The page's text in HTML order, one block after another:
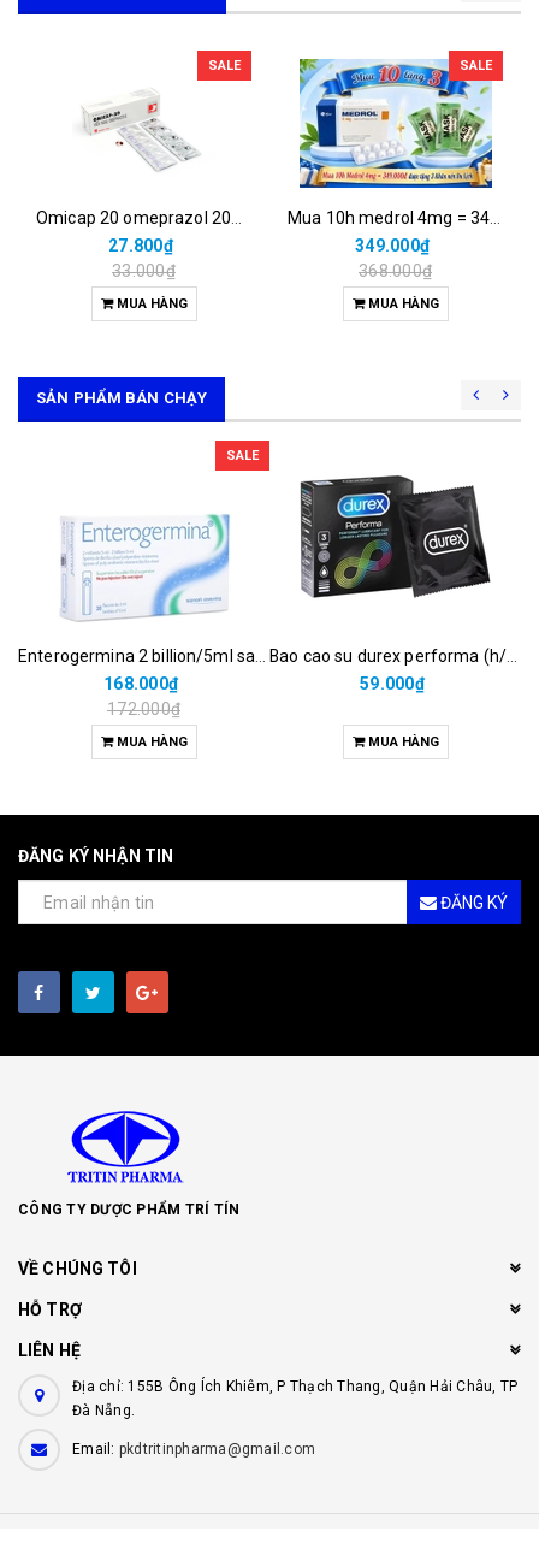
SALE
27.800₫
33.000₫
MUA HÀNG
SALE
349.000₫
368.000₫
MUA HÀNG
SẢN PHẨM BÁN CHẠY
SALE
168.000₫
172.000₫
MUA HÀNG
59.000₫
MUA HÀNG
ĐĂNG KÝ NHẬN TIN
ĐĂNG KÝ
CÔNG TY DƯỢC PHẨM TRÍ TÍN
VỀ CHÚNG TÔI
HỖ TRỢ
LIÊN HỆ
Địa chỉ: 155B Ông Ích Khiêm, P Thạch Thang, Quận Hải Châu, TP
Đà Nẵng.
Email: pkdtritinpharma@gmail.com